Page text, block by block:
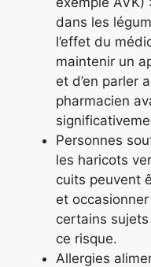
dans les
l’effet du
maintenir un
et d’en parler
pharmacien
Personnes
les haricots
cuits peuvent
et
certains
ce risque.
Allergies